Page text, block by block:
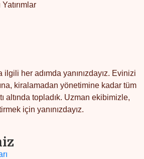
ilgili her adımda yanınızdayız. Evinizi
kiralamadan yönetimine kadar tüm
altında topladık. Uzman ekibimizle,
için yanınızdayız.